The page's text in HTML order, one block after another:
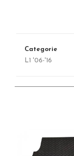
Categorie
L1 '06-'16